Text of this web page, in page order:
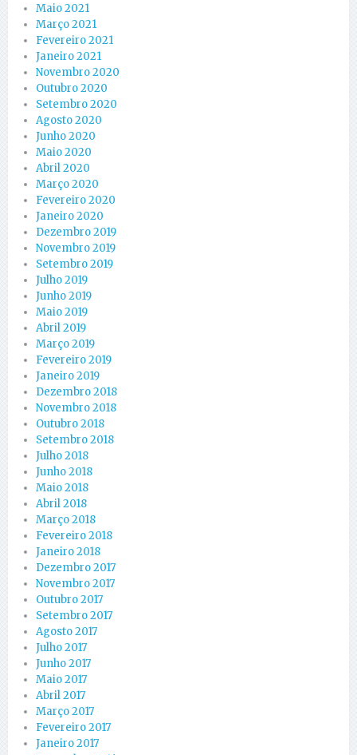
Maio 2021
Março 2021
Fevereiro 2021
Janeiro 2021
Novembro 2020
Outubro 2020
Setembro 2020
Agosto 2020
Junho 2020
Maio 2020
Abril 2020
Março 2020
Fevereiro 2020
Janeiro 2020
Dezembro 2019
Novembro 2019
Setembro 2019
Julho 2019
Junho 2019
Maio 2019
Abril 2019
Março 2019
Fevereiro 2019
Janeiro 2019
Dezembro 2018
Novembro 2018
Outubro 2018
Setembro 2018
Julho 2018
Junho 2018
Maio 2018
Abril 2018
Março 2018
Fevereiro 2018
Janeiro 2018
Dezembro 2017
Novembro 2017
Outubro 2017
Setembro 2017
Agosto 2017
Julho 2017
Junho 2017
Maio 2017
Abril 2017
Março 2017
Fevereiro 2017
Janeiro 2017